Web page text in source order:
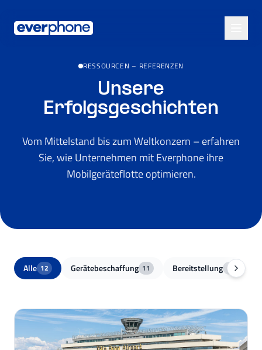
RESSOURCEN – REFERENZEN
Unsere
Erfolgsgeschichten
Vom Mittelstand bis zum Weltkonzern – erfahren
Sie, wie Unternehmen mit Everphone ihre
Mobilgeräteflotte optimieren.
Alle 12 Gerätebeschaffung 11 Bereitstellung 5